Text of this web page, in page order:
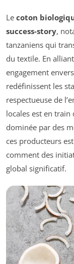
Le coton
success-story,
tanzaniens qui
du textile. En
engagement
redéfinissent les
respectueuse de
locales est en
dominée par des
ces producteurs
comment des
global significatif.